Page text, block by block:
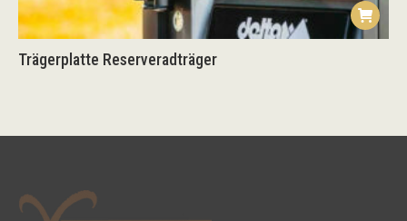
Trägerplatte Reserveradträger